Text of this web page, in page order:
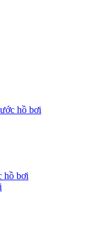
hồ bơi
hồ bơi